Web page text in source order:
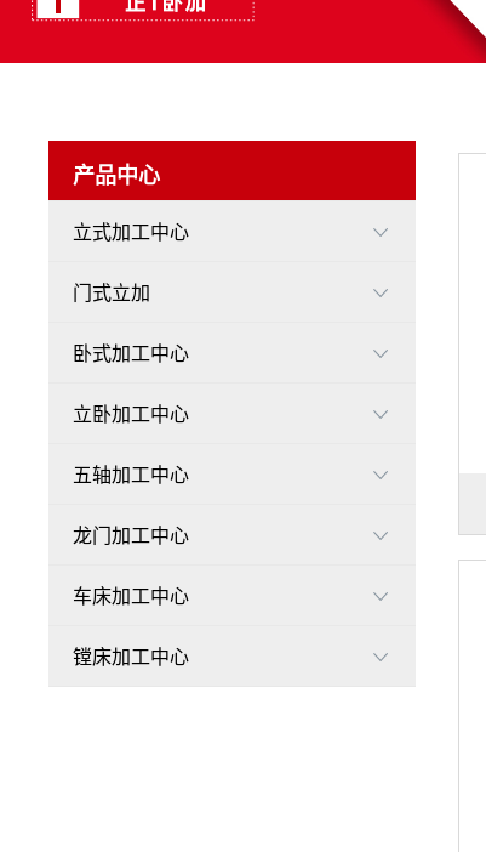
产品中心
立式加工中心 
门式立加 
卧式加工中心 
立卧加工中心 
五轴加工中心 
龙门加工中心 
车床加工中心 
镗床加工中心 